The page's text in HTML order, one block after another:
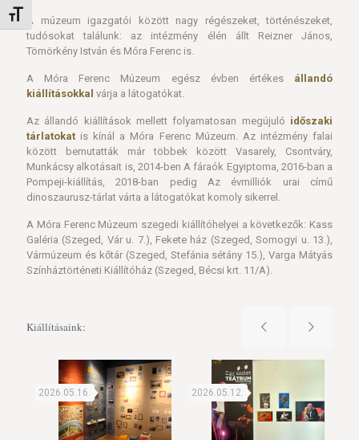
Betűméret váltása
A múzeum igazgatói között nagy régészeket, történészeket,
tudósokat találunk: az intézmény élén állt Reizner János,
Tömörkény István és Móra Ferenc is.
A Móra Ferenc Múzeum egész évben értékes állandó
kiállításokkal várja a látogatókat.
Az állandó kiállítások mellett folyamatosan megújuló időszaki
tárlatokat is kínál a Móra Ferenc Múzeum. Az intézmény falai
között bemutatták már többek között Vasarely, Csontváry,
Munkácsy alkotásait is, 2014-ben A fáraók Egyiptoma, 2016-ban a
Pompeji-kiállítás, 2018-ban pedig Az évmilliók urai című
dinoszaurusz-tárlat várta a látogatókat komoly sikerrel.
A Móra Ferenc Múzeum szegedi kiállítóhelyei a következők: Kass
Galéria (Szeged, Vár u. 7.), Fekete ház (Szeged, Somogyi u. 13.),
Vármúzeum és kőtár (Szeged, Stefánia sétány 15.), Varga Mátyás
Színháztörténeti Kiállítóház (Szeged, Bécsi krt. 11/A).
Kiállításaink:
2026.05.16. 2026.05.12.